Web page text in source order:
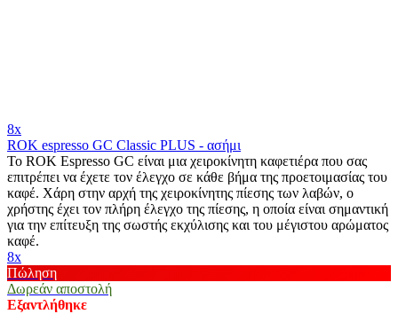
8x
ROK espresso GC Classic PLUS - ασήμι
Το ROK Espresso GC είναι μια χειροκίνητη καφετιέρα που σας
επιτρέπει να έχετε τον έλεγχο σε κάθε βήμα της προετοιμασίας του
καφέ. Χάρη στην αρχή της χειροκίνητης πίεσης των λαβών, ο
χρήστης έχει τον πλήρη έλεγχο της πίεσης, η οποία είναι σημαντική
για την επίτευξη της σωστής εκχύλισης και του μέγιστου αρώματος
καφέ.
8x
Πώληση
Δωρεάν αποστολή
Εξαντλήθηκε